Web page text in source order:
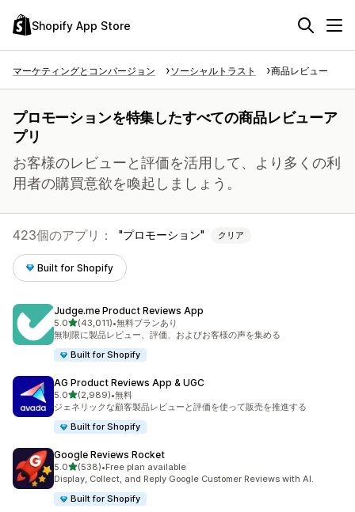
Shopify App Store
マーケティングとコンバージョン ソーシャルトラスト 商品レビュー
プロモーションを特集したすべての商品レビューア
プリ
お客様のレビューと評価を活用して、より多くの利
用者の購買意欲を喚起しましょう。
423個のアプリ： プロモーション クリア
Built for Shopify
Judge.me Product Reviews App
5.05つ星中
(43,011)
合計レビュー数：43011件
•無料プランあり
無制限に製品レビュー、評価、およびお客様の声を集める
Built for Shopify
AG Product Reviews App & UGC
5.05つ星中
(2,989)
合計レビュー数：2989件
•無料
ジェネリックな顧客製品レビューと評価を使って販売を推進する
Built for Shopify
Google Reviews Rocket
5.05つ星中
(538)
合計レビュー数：538件
•Free plan available
Display, Collect, and Reply Google Customer Reviews with AI.
Built for Shopify